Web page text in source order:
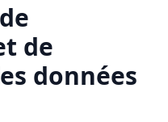
de
données